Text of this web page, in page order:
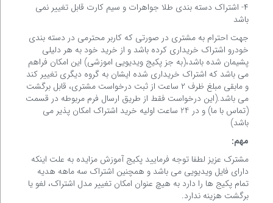
۴- اشتراک دسته بندی طلا جواهرات و سیم کارت قابل تغییر نمی
باشد
جهت احترام به مشتری در صورتی که کاربر محترمی در دسته بندی
خودرو اشتراک خریداری کرده باشد و از خرید خود به هر دلیلی
پشیمان شده باشد،(به جز پکیج ویدیویی اموزشی) این امکان فراهم
می باشد که اشتراک خریداری شده ایشان به گروه دیگری تغییر کند
و مابقی مبلغ ظرف ۲ ساعت از ثبت درخواست مشتری، قابل برگشت
می باشد.(این درخواست فقط از طریق ارسال فرم مربوطه در قسمت
(تماس با ما) و در 24 ساعت اولیه خرید اشتراک امکان پذیر می
باشد)
مهم:
مشترک عزیز لطفا توجه فرمایید پکیج آموزش مزایده به علت اینکه
دارای فایل ویدیویی می باشد و همچنین اشتراک سه ماهه هدیه
تمام پکیج ها را دارد به هیچ عنوان امکان تغییر مدل اشتراک، لغو یا
برگشت هزینه ندارد.